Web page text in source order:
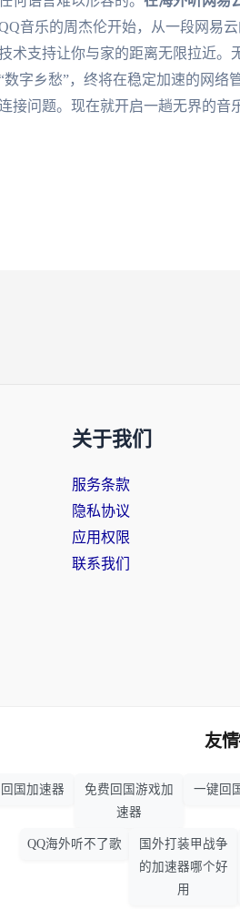
音乐的周杰伦开始，从一段网易
术支持让你与家的距离无限拉近。
字乡愁”，终将在稳定加速的网络
接问题。现在就开启一趟无界的音
关于我们
服务条款
隐私协议
应用权限
联系我们
友
国加速器
免费回国游戏加
速器
一键回
QQ海外听不了歌
国外打装甲战争
的加速器哪个好
用